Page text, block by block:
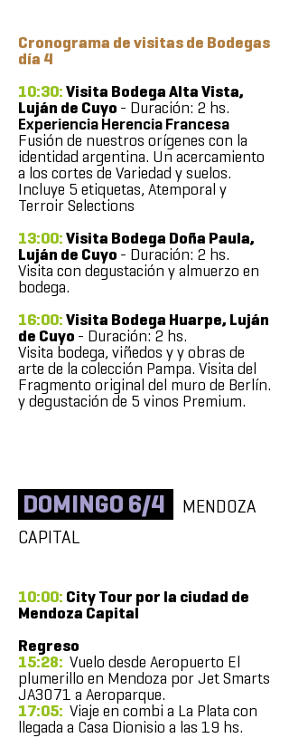
Cronograma de visitas de Bodegas
día 4
10:30:Visita Bodega Alta Vista,
Luján de Cuyo - Duración: 2 hs.
Experiencia Herencia Francesa
Fusión de nuestros orígenes con la
identidad argentina. Un acercamiento
a los cortes de Variedad y suelos.
Incluye 5 etiquetas, Atemporal y
Terroir Selections
13:00:Visita Bodega Doña Paula,
Luján de Cuyo - Duración: 2 hs.
Visita con degustación y almuerzo en
bodega.
16:00:Visita Bodega Huarpe, Luján
de Cuyo - Duración: 2 hs.
Visita bodega, viñedos y y obras de
arte de la colección Pampa. Visita del
Fragmento original del muro de Berlín.
y degustación de 5 vinos Premium.
DOMINGO 6/4
MENDOZA
CAPITAL
10:00: City Tour por la ciudad de
Mendoza Capital
Regreso
15:28: Vuelo desde Aeropuerto El
plumerillo en Mendoza por Jet Smarts
JA3071 a Aeroparque.
17:05: Viaje en combi a La Plata con
llegada a Casa Dionisio a las 19 hs.